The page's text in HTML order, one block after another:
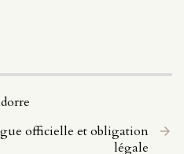
officielle et obligation
légale